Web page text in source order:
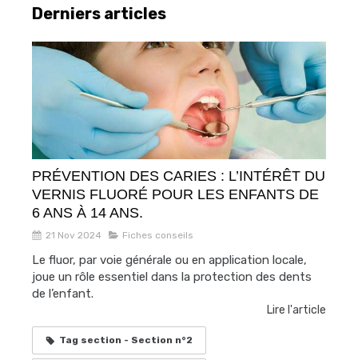
Derniers articles
PRÉVENTION DES CARIES : L’INTÉRÊT DU
VERNIS FLUORÉ POUR LES ENFANTS DE
6 ANS À 14 ANS.
21 Nov 2024 Fiches conseils
Le fluor, par voie générale ou en application locale,
joue un rôle essentiel dans la protection des dents
de l’enfant.
Lire l'article
Tag section - Section n°2